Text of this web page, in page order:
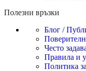
Полезни връзки
Блог /
Често
Правила и
Политика